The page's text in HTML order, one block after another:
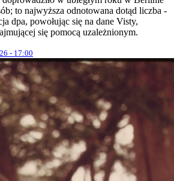
to najwyższa odnotowana dotąd liczba -
dpa, powołując się na dane Visty,
się pomocą uzależnionym.
- 17:00